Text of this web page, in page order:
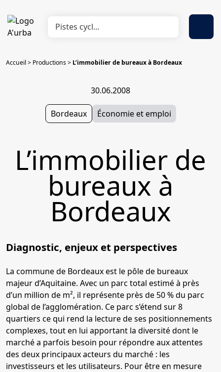
Accueil> Productions> L’immobilier de bureaux à Bordeaux
30.06.2008
Bordeaux Économie et emploi
L’immobilier de
bureaux à
Bordeaux
Diagnostic, enjeux et perspectives
La commune de Bordeaux est le pôle de bureaux
majeur d’Aquitaine. Avec un parc total estimé à près
d’un million de m², il représente près de 50 % du parc
global de l’agglomération. Ce parc s’étend sur 8
quartiers ce qui rend la lecture de ses positionnements
complexes, tout en lui apportant la diversité dont le
marché a parfois besoin pour répondre aux attentes
des deux principaux acteurs du marché : les
investisseurs et les utilisateurs. Pour être en mesure